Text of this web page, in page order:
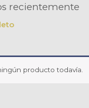
recientemente
producto todavía.